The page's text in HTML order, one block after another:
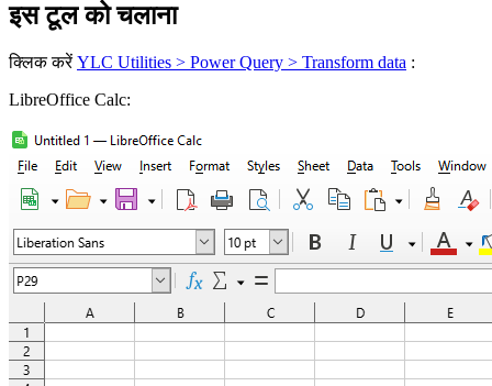
इस टूल को चलाना
क्लिक करेंYLC Utilities > Power Query > Transform data :
LibreOffice Calc: